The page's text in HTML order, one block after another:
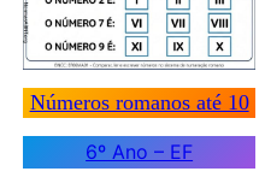
Números romanos até 10
6º Ano – EF